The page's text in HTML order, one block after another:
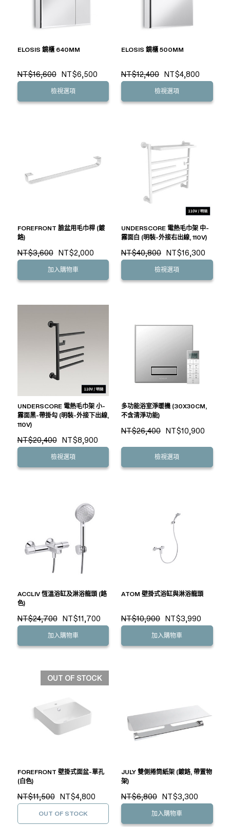
ELOSIS 鏡櫃 640MM
NT$16,600 NT$6,500
檢視選項
ELOSIS 鏡櫃 500MM
NT$12,400 NT$4,800
檢視選項
FOREFRONT 臉盆用毛巾桿 (鍍
鉻)
NT$3,600 NT$2,000
加入購物車
UNDERSCORE 電熱毛巾架 中-
霧面白 (明裝-外接右出線, 110V)
NT$40,800 NT$16,300
檢視選項
UNDERSCORE 電熱毛巾架 小-
霧面黑-帶掛勾 (明裝-外接下出線,
110V)
NT$20,400 NT$8,900
檢視選項
多功能浴室淨暖機 (30X30CM,
不含清淨功能)
NT$26,400 NT$10,900
檢視選項
ACCLIV 恆溫浴缸及淋浴龍頭 (鉻
色)
NT$24,700 NT$11,700
加入購物車
ATOM 壁掛式浴缸與淋浴龍頭
NT$10,900 NT$3,990
加入購物車
OUT OF STOCK
FOREFRONT 壁掛式面盆-單孔
(白色)
NT$11,500 NT$4,800
OUT OF STOCK
JULY 雙側捲筒紙架 (鍍鉻, 帶置物
架)
NT$6,800 NT$3,300
加入購物車